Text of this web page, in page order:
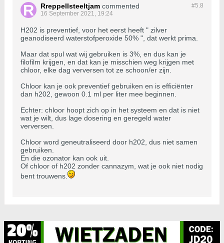
#5.8
Rreppellsteeltjam commented
16 September 2021, 19:24
H202 is preventief, voor het eerst heeft " zilver
geanodiseerd waterstofperoxide 50% ", dat werkt prima.
Maar dat spul wat wij gebruiken is 3%, en dus kan je
filofilm krijgen, en dat kan je misschien weg krijgen met
chloor, elke dag verversen tot ze schoon/er zijn.
Chloor kan je ook preventief gebruiken en is efficiënter
dan h202, gewoon 0.1 ml per liter mee beginnen.
Echter: chloor hoopt zich op in het systeem en dat is niet
wat je wilt, dus lage dosering en geregeld water
verversen.
Chloor word geneutraliseerd door h202, dus niet samen
gebruiken.
En die ozonator kan ook uit.
Of chloor of h202 zonder cannazym, wat je ook niet nodig
bent trouwens.